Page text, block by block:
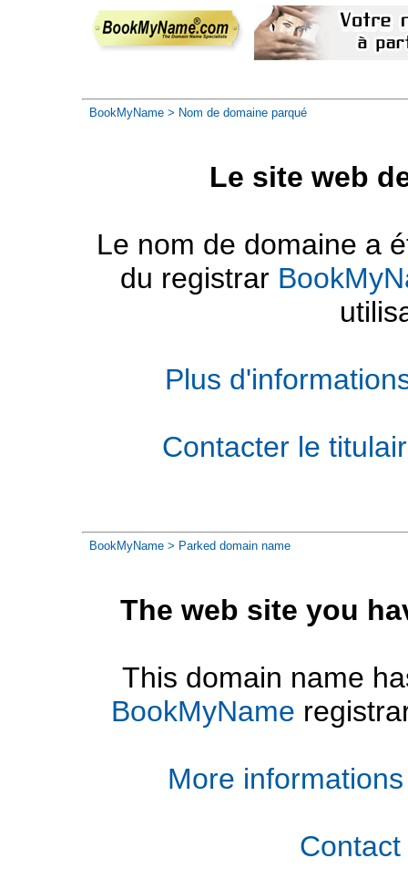
BookMyName > Nom de domaine parqué
Le site web
Le nom de domaine a
du registrar
Plus
Contacter le
BookMyName > Parked domain name
The web site you
This domain name
BookMyName
More